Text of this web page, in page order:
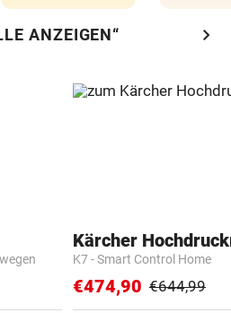
ANZEIGEN“ chevron_right
Kärcher
K7 - Smart Control Home
€474,90 €644,99